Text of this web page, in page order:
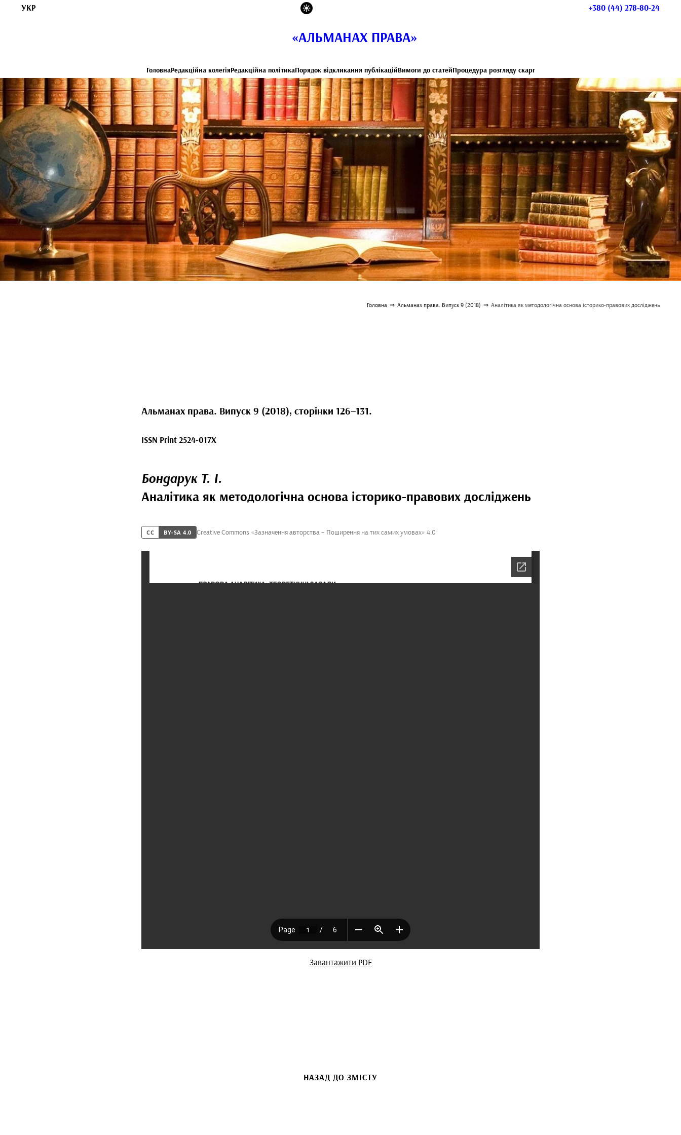
УКР +380 (44) 278-80-24
«АЛЬМАНАХ ПРАВА»
ГоловнаРедакційна колегіяРедакційна політикаПорядок відкликання публікаційВимоги до статейПроцедура розгляду скарг
Головна ⇒ Альманах права. Випуск 9 (2018) ⇒ Аналітика як методологічна основа історико-правових досліджень
Альманах права. Випуск 9 (2018), сторінки 126–131.
ISSN Print 2524-017X
Бондарук Т. І.
Аналітика як методологічна основа історико-правових досліджень
CC BY-SA 4.0 Creative Commons «Зазначення авторства – Поширення на тих самих умовах» 4.0
Завантажити PDF
НАЗАД ДО ЗМІСТУ